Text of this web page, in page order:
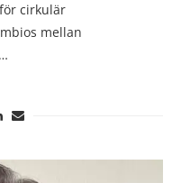
cirkulär
mellan